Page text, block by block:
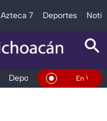
Azteca 7 Deportes
Deportes Espectáculos
En Vivo